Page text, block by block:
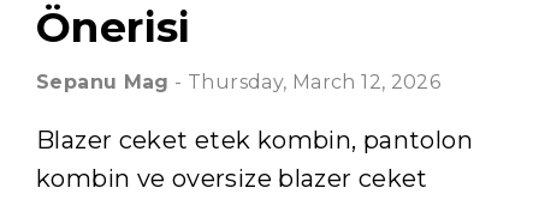
Önerisi
Sepanu Mag - Thursday, March 12, 2026
Blazer ceket etek kombin, pantolon
kombin ve oversize blazer ceket